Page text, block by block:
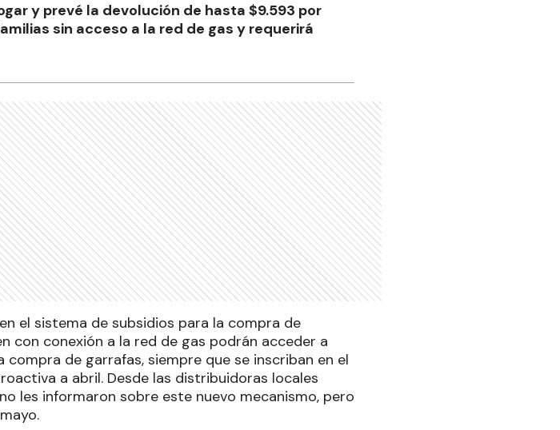
y prevé la devolución de hasta $9.593 por
sin acceso a la red de gas y requerirá
el sistema de subsidios para la compra de
con conexión a la red de gas podrán acceder a
de garrafas, siempre que se inscriban en el
a abril. Desde las distribuidoras locales
les informaron sobre este nuevo mecanismo, pero